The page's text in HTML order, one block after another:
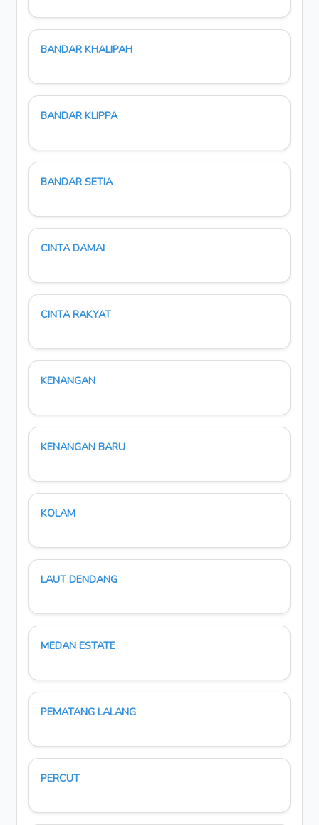
BANDAR KHALIPAH
BANDAR KLIPPA
BANDAR SETIA
CINTA DAMAI
CINTA RAKYAT
KENANGAN
KENANGAN BARU
KOLAM
LAUT DENDANG
MEDAN ESTATE
PEMATANG LALANG
PERCUT